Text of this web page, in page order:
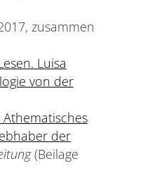
zusammen
Luisa
von der
Athematisches
der
(Beilage